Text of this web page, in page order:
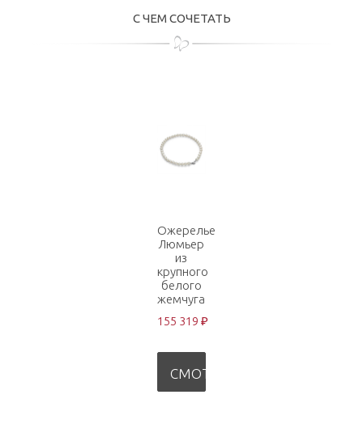
С ЧЕМ СОЧЕТАТЬ
Ожерелье
Люмьер
из
крупного
белого
жемчуга
155 319 ₽
СМОТРЕТЬ